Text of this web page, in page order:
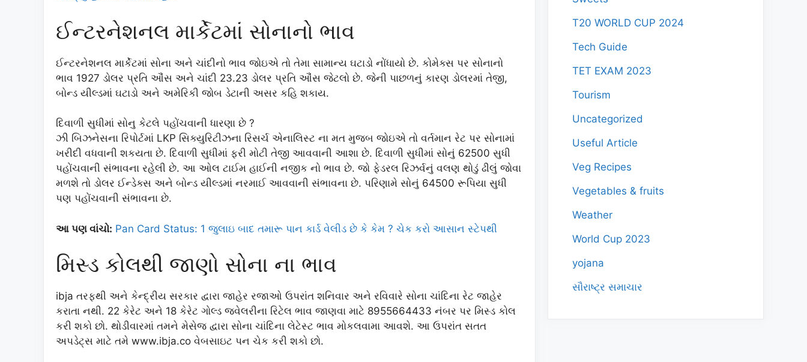
ઈન્ટરનેશનલ માર્કેટમાં સોનાનો ભાવ
ઈન્ટરનેશનલ માર્કેટમાં સોના અને ચાંદીનો ભાવ જોઇએ તો તેમા સામાન્ય ઘટાડો નોંધાયો છે. કોમેક્સ પર સોનાનો
ભાવ 1927 ડોલર પ્રતિ ઔંસ અને ચાંદી 23.23 ડોલર પ્રતિ ઔંસ જેટલો છે. જેની પાછળનું કારણ ડોલરમાં તેજી,
બોન્ડ યીલ્ડમાં ઘટાડો અને અમેરિકી જોબ ડેટાની અસર કહિ શકાય.
દિવાળી સુધીમાં સોનુ કેટલે પહોંચવાની ધારણા છે ?
ઝી બિઝનેસના રિપોર્ટમાં LKP સિક્યુરિટીઝના રિસર્ચ એનાલિસ્ટ ના મત મુજબ જોઇએ તો વર્તમાન રેટ પર સોનામાં
ખરીદી વધવાની શકયતા છે. દિવાળી સુધીમાં ફરી મોટી તેજી આવવાની આશા છે. દિવાળી સુધીમાં સોનું 62500 સુધી
પહોંચવાની સંભાવના રહેલી છે. આ ઓલ ટાઈમ હાઈની નજીક નો ભાવ છે. જો ફેડરલ રિઝર્વનું વલણ થોડું ઢીલું જોવા
મળશે તો ડોલર ઈન્ડેક્સ અને બોન્ડ યીલ્ડમાં નરમાઈ આવવાની સંભાવના છે. પરિણામે સોનું 64500 રૂપિયા સુધી
પણ પહોંચવાની સંભાવના છે.
આ પણ વાંચો: Pan Card Status: 1 જુલાઇ બાદ તમારૂ પાન કાર્ડ વેલીડ છે કે કેમ ? ચેક કરો આસાન સ્ટેપથી
મિસ્ડ કોલથી જાણો સોના ના ભાવ
ibja તરફથી અને કેન્દ્રીય સરકાર દ્વારા જાહેર રજાઓ ઉપરાંત શનિવાર અને રવિવારે સોના ચાંદિના રેટ જાહેર
કરાતા નથી. 22 કેરેટ અને 18 કેરેટ ગોલ્ડ જ્વેલરીના રિટેલ ભાવ જાણવા માટે 8955664433 નંબર પર મિસ્ડ કોલ
કરી શકો છો. થોડીવારમાં તમને મેસેજ દ્વારા સોના ચાંદિના લેટેસ્ટ ભાવ મોકલવામા આવશે. આ ઉપરાંત સતત
અપડેટ્સ માટે તમે www.ibja.co વેબસાઇટ પન ચેક કરી શકો છો.
T20 WORLD CUP 2024
Tech Guide
TET EXAM 2023
Tourism
Uncategorized
Useful Article
Veg Recipes
Vegetables & fruits
Weather
World Cup 2023
yojana
સૌરાષ્ટ્ર સમાચાર